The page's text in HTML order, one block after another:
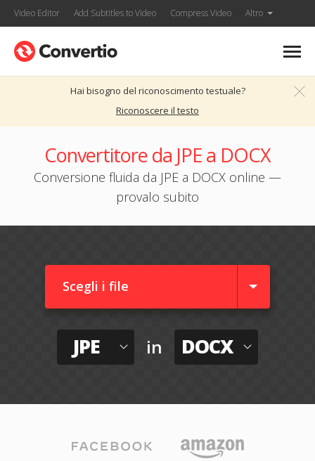
Video Editor Add Subtitles to Video Compress Video Altro
Hai bisogno del riconoscimento testuale?
Riconoscere il testo
Convertitore da JPE a DOCX
Conversione fluida da JPE a DOCX online —
provalo subito
Scegli i file
JPE in DOCX